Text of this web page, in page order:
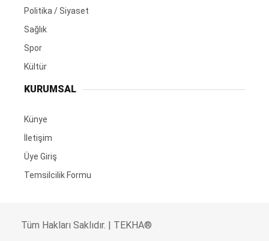
Politika / Siyaset
Sağlık
Spor
Kültür
KURUMSAL
Künye
İletişim
Üye Giriş
Temsilcilik Formu
Tüm Hakları Saklıdır. | TEKHA®